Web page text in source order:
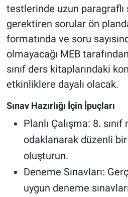
testlerinde uzun
gerektiren sorular ön
formatında ve soru
olmayacağı MEB
sınıf ders kitaplarındaki
etkinliklere dayalı olacak.
Sınav Hazırlığı İçin İpuçları
Planlı Çalışma: 8.
odaklanarak düzenli
oluşturun.
Deneme Sınavları:
uygun deneme